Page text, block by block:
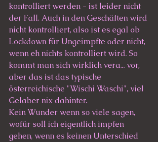
kontrolliert werden - ist leider nicht
der Fall. Auch in den Geschäften wird
nicht kontrolliert, also ist es egal ob
Lockdown für Ungeimpfte oder nicht,
wenn eh nichts kontrolliert wird. So
kommt man sich wirklich vera... vor,
aber das ist das typische
österreichische "Wischi Waschi", viel
Gelaber nix dahinter.
Kein Wunder wenn so viele sagen,
wofür soll ich eigentlich impfen
gehen, wenn es keinen Unterschied